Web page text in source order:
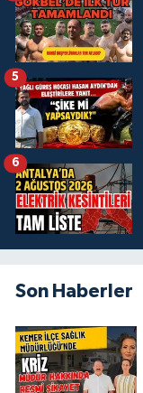
5
6
Son Haberler